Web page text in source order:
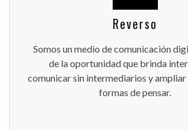
Reverso
Somos un medio de comunicación
de la oportunidad que brinda
comunicar sin intermediarios y
formas de pensar.